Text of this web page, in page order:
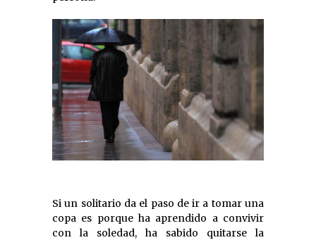
Si un solitario da el paso de ir a tomar una
copa es porque ha aprendido a convivir
con la soledad, ha sabido quitarse la